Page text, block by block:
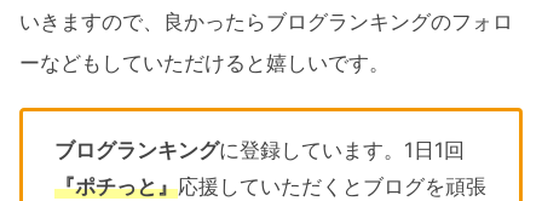
いきますので、良かったらブログランキングのフォロ
ーなどもしていただけると嬉しいです。
ブログランキングに登録しています。1日1回
『ポチっと』応援していただくとブログを頑張